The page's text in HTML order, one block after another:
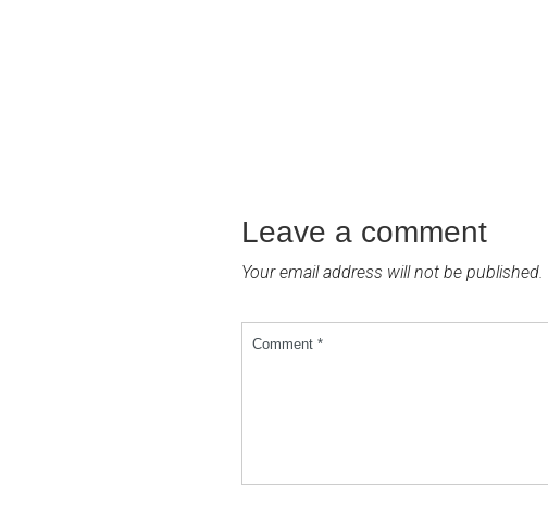
Leave a comment
Your email address will not be published.
Comment *